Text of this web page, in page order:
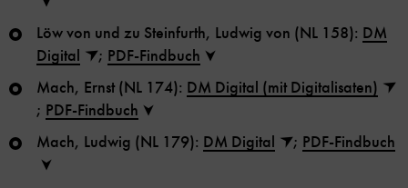
Löw von und zu Steinfurth, Ludwig von (NL 158): DM
Digital
; PDF-Findbuch
Mach, Ernst (NL 174): DM Digital (mit Digitalisaten)
; PDF-Findbuch
Mach, Ludwig (NL 179): DM Digital ; PDF-Findbuch